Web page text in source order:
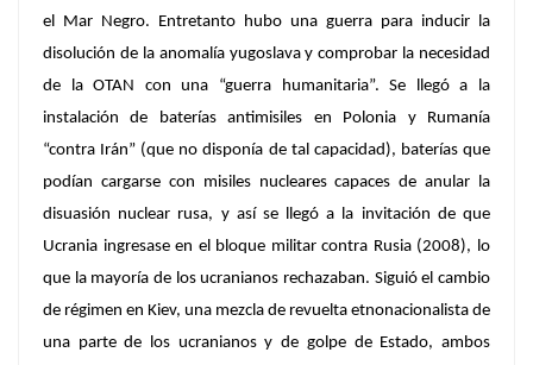
el Mar Negro. Entretanto hubo una guerra para inducir la
disolución de la anomalía yugoslava y comprobar la necesidad
de la OTAN con una “guerra humanitaria”. Se llegó a la
instalación de baterías antimisiles en Polonia y Rumanía
“contra Irán” (que no disponía de tal capacidad), baterías que
podían cargarse con misiles nucleares capaces de anular la
disuasión nuclear rusa, y así se llegó a la invitación de que
Ucrania ingresase en el bloque militar contra Rusia (2008), lo
que la mayoría de los ucranianos rechazaban. Siguió el cambio
de régimen en Kiev, una mezcla de revuelta etnonacionalista de
una parte de los ucranianos y de golpe de Estado, ambos